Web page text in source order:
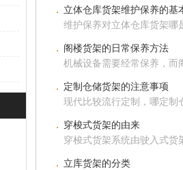
立体仓库货架维护保养的基
维护保养对立体仓库货架哪
阁楼货架的日常保养方法
机械设备需要经常保养，而
定制仓储货架的注意事项
现代比较流行定制，哪定制
穿梭式货架的由来
穿梭式货架系统由驶入式货
立库货架的分类